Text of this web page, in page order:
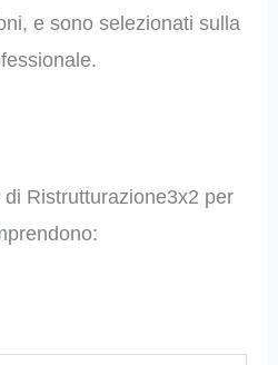
e sono selezionati sulla
Ristrutturazione3x2 per